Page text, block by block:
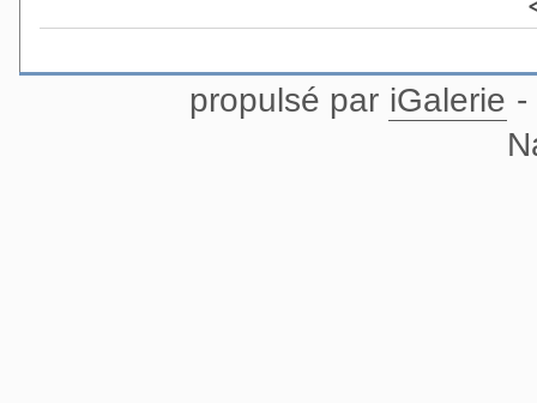
propulsé par iGalerie -